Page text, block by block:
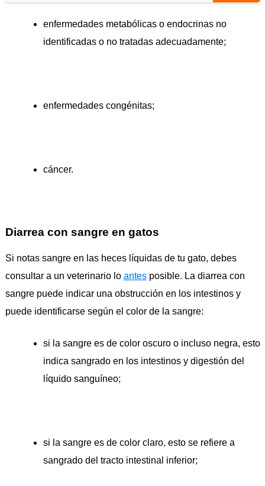
enfermedades metabólicas o endocrinas no
identificadas o no tratadas adecuadamente;
enfermedades congénitas;
cáncer.
Diarrea con sangre en gatos
Si notas sangre en las heces líquidas de tu gato, debes
consultar a un veterinario lo antesposible. La diarrea con
sangre puede indicar una obstrucción en los intestinos y
puede identificarse según el color de la sangre:
si la sangre es de color oscuro o incluso negra, esto
indica sangrado en los intestinos y digestión del
líquido sanguíneo;
si la sangre es de color claro, esto se refiere a
sangrado del tracto intestinal inferior;